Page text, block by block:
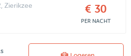
, Zierikzee € 30
PER NACHT